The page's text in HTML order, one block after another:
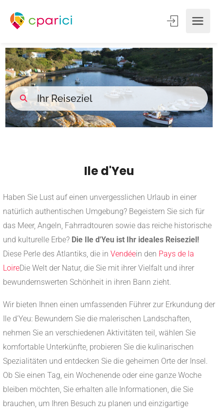
Ile d'Yeu
Haben Sie Lust auf einen unvergesslichen Urlaub in einer
natürlich authentischen Umgebung? Begeistern Sie sich für
das Meer, Angeln, Fahrradtouren sowie das reiche historische
und kulturelle Erbe? Die Ile d'Yeu ist Ihr ideales Reiseziel!
Diese Perle des Atlantiks, die in Vendéein den Pays de la
LoireDie Welt der Natur, die Sie mit ihrer Vielfalt und ihrer
bewundernswerten Schönheit in ihren Bann zieht.
Wir bieten Ihnen einen umfassenden Führer zur Erkundung der
Ile d'Yeu: Bewundern Sie die malerischen Landschaften,
nehmen Sie an verschiedenen Aktivitäten teil, wählen Sie
komfortable Unterkünfte, probieren Sie die kulinarischen
Spezialitäten und entdecken Sie die geheimen Orte der Insel.
Ob Sie einen Tag, ein Wochenende oder eine ganze Woche
bleiben möchten, Sie erhalten alle Informationen, die Sie
brauchen, um Ihren Besuch zu planen und einzigartige